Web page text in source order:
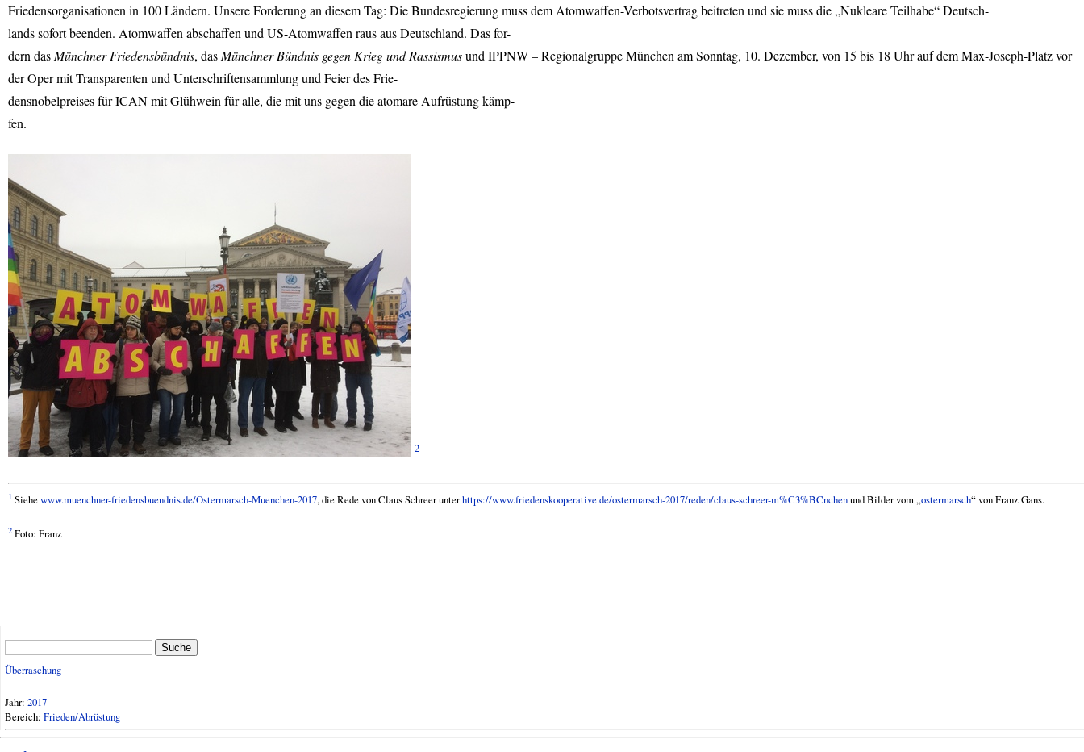
Friedensorganisationen in 100 Ländern. Unsere Forderung an diesem Tag: Die Bundesregierung muss dem Atomwaffen-Verbotsvertrag beitreten und sie muss die „Nukleare Teilhabe“ Deutsch-
lands sofort beenden. Atomwaffen abschaffen und US-Atomwaffen raus aus Deutschland. Das for-
dern das Münchner Friedensbündnis, das Münchner Bündnis gegen Krieg und Rassismusund IPPNW– Regionalgruppe München am Sonntag, 10. Dezember, von 15 bis 18 Uhr auf dem Max-Joseph-Platz vor
der Oper mit Transparenten und Unterschriftensammlung und Feier des Frie-
densnobelpreises fürICANmit Glühwein für alle, die mit uns gegen die atomare Aufrüstung kämp-
fen.
2
1 Siehe www.muenchner-friedensbuendnis.de/Ostermarsch-Muenchen-2017, die Rede von Claus Schreer unterhttps://www.friedenskooperative.de/ostermarsch-2017/reden/claus-schreer-m%C3%BCnchenund Bilder vom „ostermarsch“ von Franz Gans.
2 Foto: Franz
Suche
Überraschung
Jahr: 2017
Bereich: Frieden/Abrüstung